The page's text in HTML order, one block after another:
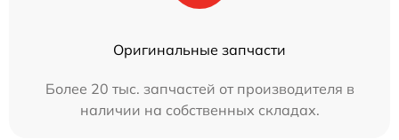
Оригинальные запчасти
Более 20 тыс. запчастей от производителя в
наличии на собственных складах.